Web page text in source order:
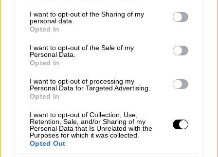
not limited to your visit or usage behaviour. You may click to
grant or deny consent to Google and its third-party tags to
use your data for below specified purposes in below Google
consent section.
I want to opt-out of the Sharing of my
personal data.
Opted In
I want to opt-out of the Sale of my
Personal Data.
Opted In
I want to opt-out of processing my
Personal Data for Targeted Advertising.
Opted In
I want to opt-out of Collection, Use,
Retention, Sale, and/or Sharing of my
Personal Data that Is Unrelated with the
Purposes for which it was collected.
Opted Out
μητρότητας, προστίθεται νέο άρθρο 228Α ως
εξής:
«Άρθρο 228Α
Επέκταση παροχών και προνομίων σε
Σε περίπτωση απόκτησης κοινού παιδιού
άδειας του άρθρου 228 γονέας καθορίζεται
με κοινή δήλωση των συζύγων προς τον
εργοδότη ή τους εργοδότες. Στην